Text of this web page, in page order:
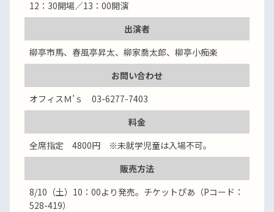
12：30開場／13：00開演
出演者
柳亭市馬、春風亭昇太、柳家喬太郎、柳亭小痴楽
お問い合わせ
オフィスＭ’ｓ 03-6277-7403
料金
全席指定 4800円 ※未就学児童は入場不可。
販売方法
8/10（土）10：00より発売。チケットぴあ（Pコード：
528-419）